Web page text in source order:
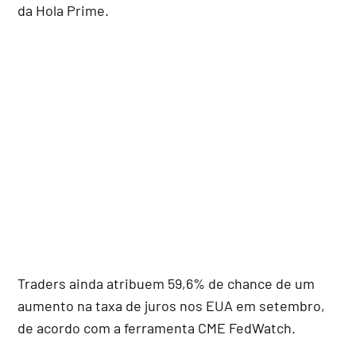
da Hola Prime.
Traders ainda atribuem 59,6% de chance de um
aumento na taxa de juros nos EUA em setembro,
de acordo com a ferramenta CME FedWatch.